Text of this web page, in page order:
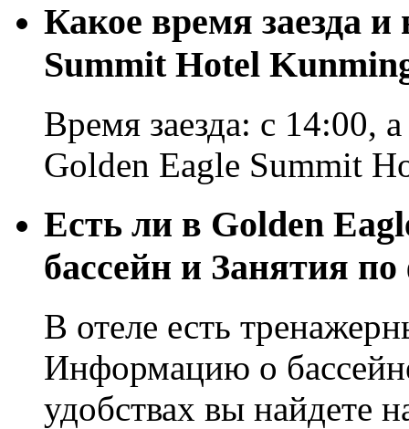
Какое время заезда
Summit Hotel
Время заезда: с 14:00,
Golden Eagle Summit
Есть ли в Golden
бассейн и Занятия
В отеле есть
Информацию о
удобствах вы найдете